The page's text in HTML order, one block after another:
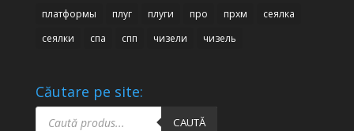
платформы
плуг плуги про прхм
сеялка
сеялки
спа спп чизели чизель
Căutare pe site:
Products
search CAUTĂ